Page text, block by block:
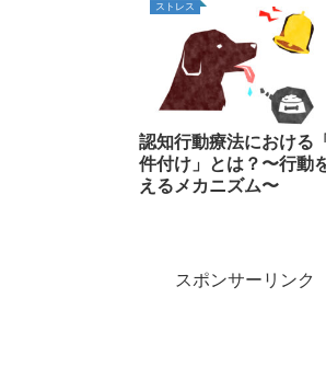
ストレス
認知行動療法における
件付け」とは？〜行動
えるメカニズム〜
スポンサーリンク